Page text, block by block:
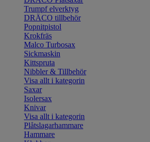
Trumpf elverktyg
DRÄCO tillbehör
Popnitpistol
Krokfräs
Malco Turbosax
Sickmaskin
Kittspruta
Nibbler & Tillbehör
Visa allt i kategorin
Saxar
Isolersax
Knivar
Visa allt i kategorin
Plåtslagarhammare
Hammare